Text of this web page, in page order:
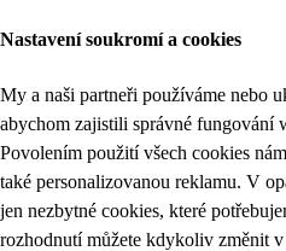
Nastavení soukromí a cookies
My a naši partneři používáme nebo
abychom zajistili správné fungování
Povolením použití všech cookies
také personalizovanou reklamu. V
jen nezbytné cookies, které
rozhodnutí můžete kdykoliv změnit v